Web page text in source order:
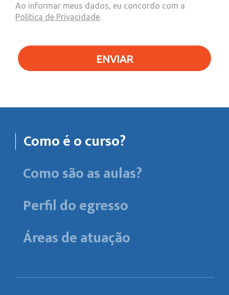
Ao informar meus dados, eu concordo com a
Política de Privacidade.
ENVIAR
Como é o curso?
Como são as aulas?
Perfil do egresso
Áreas de atuação